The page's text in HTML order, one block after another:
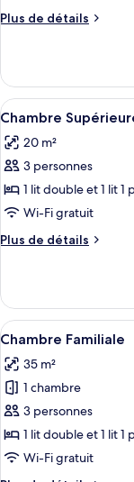
chambre :
(Extra
Bed
2
adults
+
1
child)
Plus de détails
Plus
le
type
de
Chambre
Supérieure
Bed
2
+
Afficher
toutes
les
photos
pour
ce
type
de
Chambre
Supérieure
(Extra
Bed
3
adults)
8
Chambre
20 m²
3 personnes
1 lit double et 1 lit 1
Wi-Fi gratuit
Plus de détails
Plus
le
type
de
Chambre
Supérieure
Bed
3
adults)
Afficher
toutes
les
photos
pour
ce
type
9
Chambre Familiale
35 m²
1 chambre
3 personnes
1 lit double et 1 lit 1
Wi-Fi gratuit